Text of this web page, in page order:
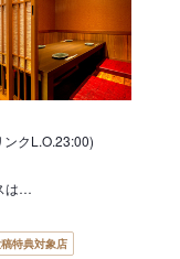
クL.O.23:00)
は…
特典対象店